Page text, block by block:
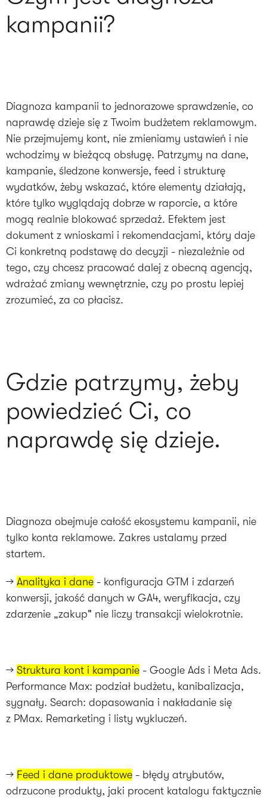
kampanii?
Diagnoza kampanii to jednorazowe sprawdzenie, co
naprawdę dzieje się z Twoim budżetem reklamowym.
Nie przejmujemy kont, nie zmieniamy ustawień i nie
wchodzimy w bieżącą obsługę. Patrzymy na dane,
kampanie, śledzone konwersje, feed i strukturę
wydatków, żeby wskazać, które elementy działają,
które tylko wyglądają dobrze w raporcie, a które
mogą realnie blokować sprzedaż. Efektem jest
dokument z wnioskami i rekomendacjami, który daje
Ci konkretną podstawę do decyzji - niezależnie od
tego, czy chcesz pracować dalej z obecną agencją,
wdrażać zmiany wewnętrznie, czy po prostu lepiej
zrozumieć, za co płacisz.
Gdzie patrzymy, żeby
powiedzieć Ci, co
naprawdę się dzieje.
Diagnoza obejmuje całość ekosystemu kampanii, nie
tylko konta reklamowe. Zakres ustalamy przed
startem.
→ Analityka i dane - konfiguracja GTM i zdarzeń
konwersji, jakość danych w GA4, weryfikacja, czy
zdarzenie „zakup" nie liczy transakcji wielokrotnie.
→ Struktura kont i kampanie - Google Ads i Meta Ads.
Performance Max: podział budżetu, kanibalizacja,
sygnały. Search: dopasowania i nakładanie się
z PMax. Remarketing i listy wykluczeń.
→ Feed i dane produktowe - błędy atrybutów,
odrzucone produkty, jaki procent katalogu faktycznie